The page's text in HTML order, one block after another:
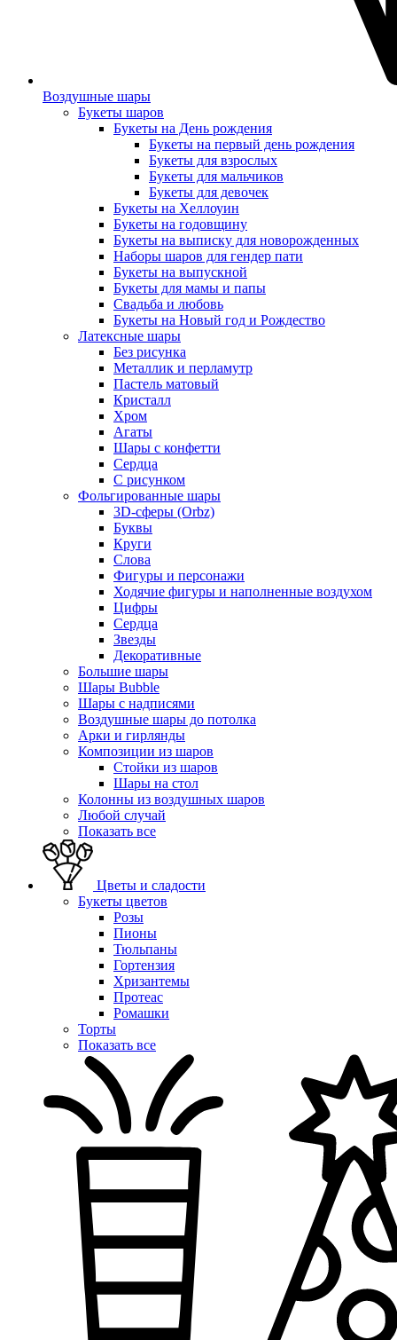
Воздушные шары
Букеты шаров
Букеты на День рождения
Букеты на первый день рождения
Букеты для взрослых
Букеты для мальчиков
Букеты для девочек
Букеты на Хеллоуин
Букеты на годовщину
Букеты на выписку для новорожденных
Наборы шаров для гендер пати
Букеты на выпускной
Букеты для мамы и папы
Свадьба и любовь
Букеты на Новый год и Рождество
Латексные шары
Без рисунка
Металлик и перламутр
Пастель матовый
Кристалл
Хром
Агаты
Шары с конфетти
Сердца
С рисунком
Фольгированные шары
3D-сферы (Orbz)
Буквы
Круги
Слова
Фигуры и персонажи
Ходячие фигуры и наполненные воздухом
Цифры
Сердца
Звезды
Декоративные
Большие шары
Шары Bubble
Шары с надписями
Воздушные шары до потолка
Арки и гирлянды
Композиции из шаров
Стойки из шаров
Шары на стол
Колонны из воздушных шаров
Любой случай
Показать все
Цветы и сладости
Букеты цветов
Розы
Пионы
Тюльпаны
Гортензия
Хризантемы
Протеас
Ромашки
Торты
Показать все